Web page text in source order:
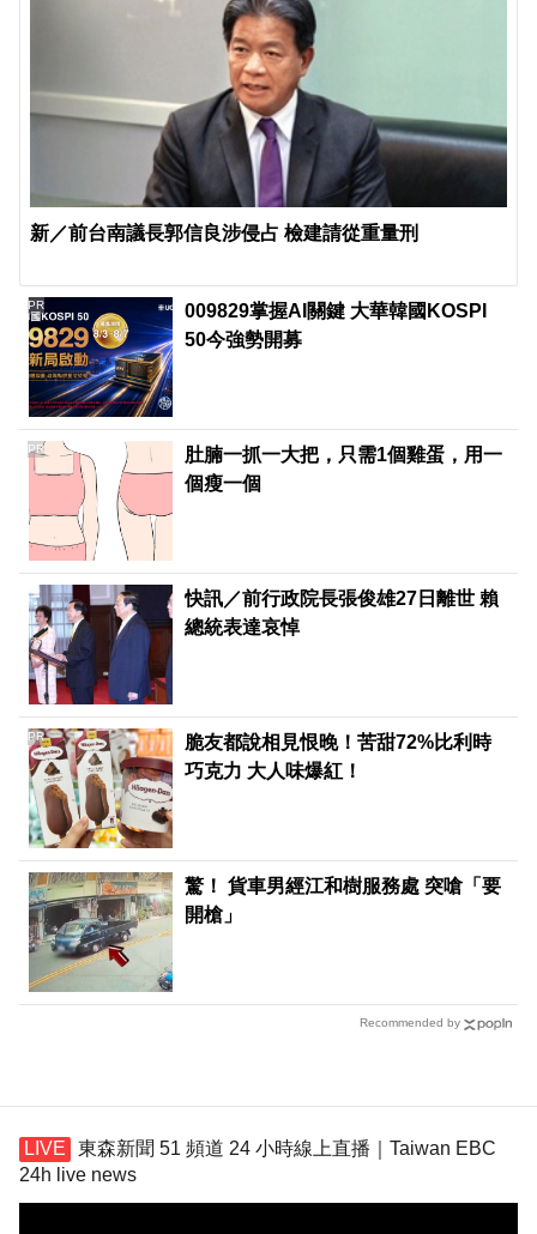
新／前台南議長郭信良涉侵占 檢建請從重量刑
009829掌握AI關鍵 大華韓國KOSPI
50今強勢開募
PR
肚腩一抓一大把，只需1個雞蛋，用一
個瘦一個
PR
快訊／前行政院長張俊雄27日離世 賴
總統表達哀悼
脆友都說相見恨晚！苦甜72%比利時
巧克力 大人味爆紅！
PR
驚！ 貨車男經江和樹服務處 突嗆「要
開槍」
Recommended by
東森新聞 51 頻道 24 小時線上直播｜Taiwan EBC
24h live news